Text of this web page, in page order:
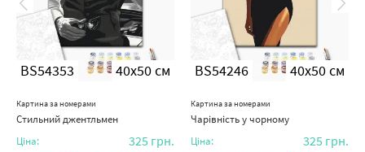
BS54353 40x50 см
Картина за номерами
Стильний джентльмен
Ціна: 325 грн.
BS54246 40x50 см
Картина за номерами
Чарівність у чорному
Ціна: 325 грн.